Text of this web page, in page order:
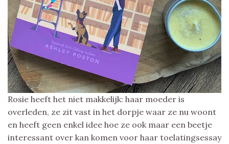
Rosie heeft het niet makkelijk: haar moeder is
overleden, ze zit vast in het dorpje waar ze nu woont
en heeft geen enkel idee hoe ze ook maar een beetje
interessant over kan komen voor haar toelatingsessay